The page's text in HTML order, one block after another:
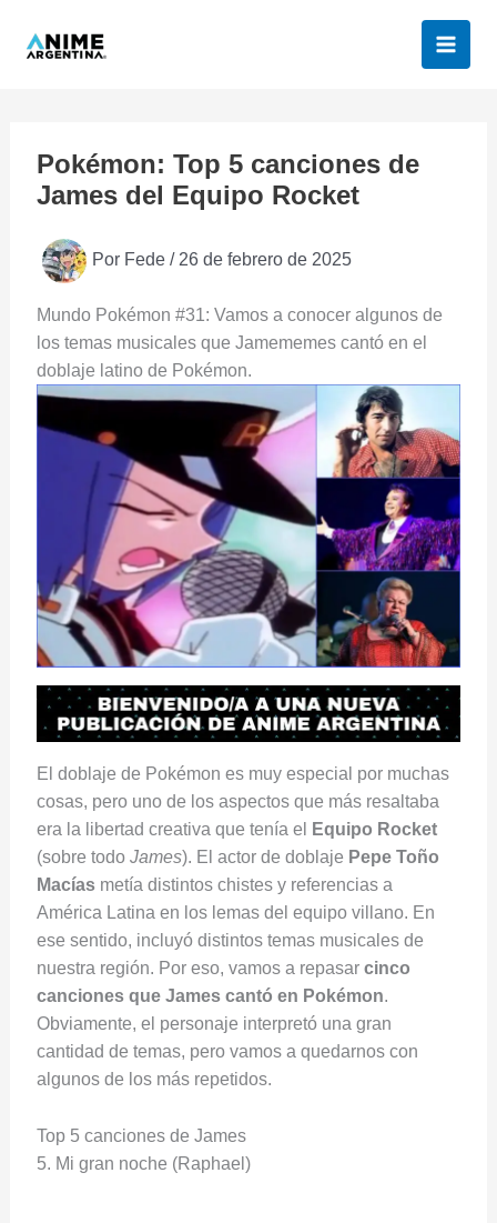
Pokémon: Top 5 canciones de
James del Equipo Rocket
Por Fede / 26 de febrero de 2025
Mundo Pokémon #31: Vamos a conocer algunos de
los temas musicales que Jamememes cantó en el
doblaje latino de Pokémon.
El doblaje de Pokémon es muy especial por muchas
cosas, pero uno de los aspectos que más resaltaba
era la libertad creativa que tenía el
Equipo Rocket
(sobre todo James). El actor de doblaje Pepe Toño
Macíasmetía distintos chistes y referencias a
América Latina en los lemas del equipo villano. En
ese sentido, incluyó distintos temas musicales de
nuestra región. Por eso, vamos a repasar cinco
canciones que James cantó en Pokémon.
Obviamente, el personaje interpretó una gran
cantidad de temas, pero vamos a quedarnos con
algunos de los más repetidos.
Top 5 canciones de James
5. Mi gran noche (Raphael)